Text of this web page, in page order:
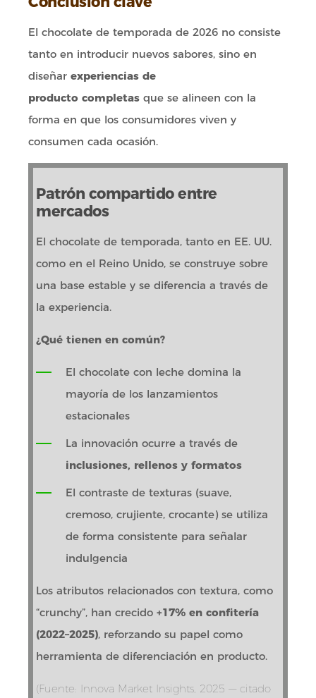
El chocolate de temporada de 2026 no consiste
tanto en introducir nuevos sabores, sino en
diseñar experiencias de
producto completas que se alineen con la
forma en que los consumidores viven y
consumen cada ocasión.
Patrón compartido entre
mercados
El chocolate de temporada, tanto en EE. UU.
como en el Reino Unido, se construye sobre
una base estable y se diferencia a través de
la experiencia.
¿Qué tienen en común?
El chocolate con leche domina la
mayoría de los lanzamientos
estacionales
La innovación ocurre a través de
inclusiones, rellenos y formatos
El contraste de texturas (suave,
cremoso, crujiente, crocante) se utiliza
de forma consistente para señalar
indulgencia
Los atributos relacionados con textura, como
“crunchy”, han crecido +17% en confitería
(2022–2025), reforzando su papel como
herramienta de diferenciación en producto.
(Fuente: Innova Market Insights, 2025 — citado